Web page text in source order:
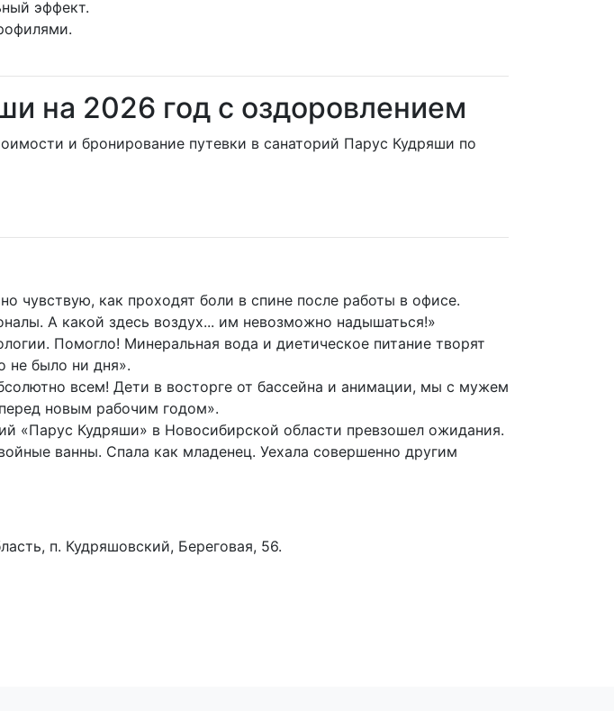
эффект.
на 2026 год с оздоровлением
и бронирование путевки в санаторий Парус Кудряши по
чувствую, как проходят боли в спине после работы в офисе.
А какой здесь воздух... им невозможно надышаться!»
Помогло! Минеральная вода и диетическое питание творят
не было ни дня».
всем! Дети в восторге от бассейна и анимации, мы с мужем
новым рабочим годом».
«Парус Кудряши» в Новосибирской области превзошел ожидания.
ванны. Спала как младенец. Уехала совершенно другим
п. Кудряшовский, Береговая, 56.